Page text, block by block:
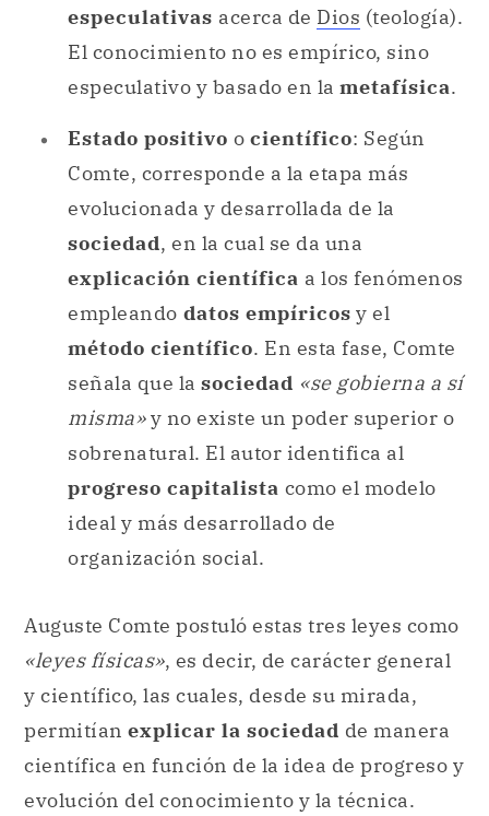
especulativas acerca de Dios (teología).
El conocimiento no es empírico, sino
especulativo y basado en la metafísica.
Estado positivo o científico: Según
Comte, corresponde a la etapa más
evolucionada y desarrollada de la
sociedad, en la cual se da una
explicación científica a los fenómenos
empleando datos empíricos y el
método científico. En esta fase, Comte
señala que la sociedad «se gobierna a sí
misma»y no existe un poder superior o
sobrenatural. El autor identifica al
progreso capitalista como el modelo
ideal y más desarrollado de
organización social.
Auguste Comte postuló estas tres leyes como
«leyes físicas», es decir, de carácter general
y científico, las cuales, desde su mirada,
permitían explicar la sociedad de manera
científica en función de la idea de progreso y
evolución del conocimiento y la técnica.